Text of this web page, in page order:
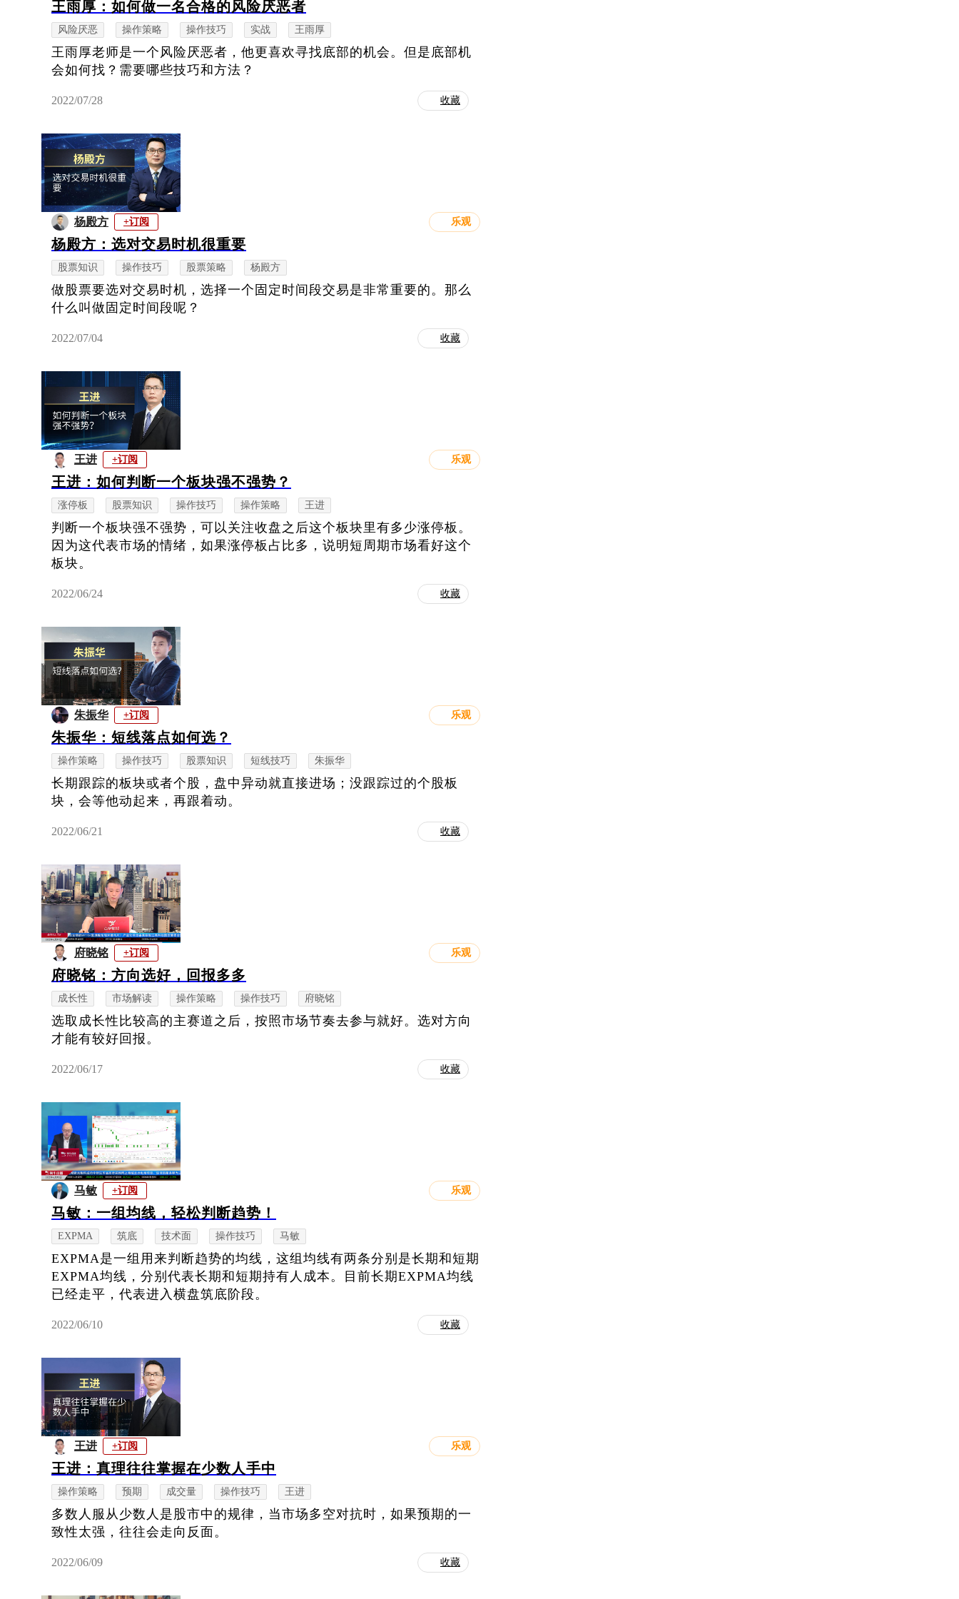
王雨厚：如何做一名合格的风险厌恶者
风险厌恶 操作策略 操作技巧 实战 王雨厚
王雨厚老师是一个风险厌恶者，他更喜欢寻找底部的机会。但是底部机
会如何找？需要哪些技巧和方法？
2022/07/28 收藏
杨殿方 +订阅 乐观
杨殿方：选对交易时机很重要
股票知识 操作技巧 股票策略 杨殿方
做股票要选对交易时机，选择一个固定时间段交易是非常重要的。那么
什么叫做固定时间段呢？
2022/07/04 收藏
王进 +订阅 乐观
王进：如何判断一个板块强不强势？
涨停板 股票知识 操作技巧 操作策略 王进
判断一个板块强不强势，可以关注收盘之后这个板块里有多少涨停板。
因为这代表市场的情绪，如果涨停板占比多，说明短周期市场看好这个
板块。
2022/06/24 收藏
朱振华 +订阅 乐观
朱振华：短线落点如何选？
操作策略 操作技巧 股票知识 短线技巧 朱振华
长期跟踪的板块或者个股，盘中异动就直接进场；没跟踪过的个股板
块，会等他动起来，再跟着动。
2022/06/21 收藏
府晓铭 +订阅 乐观
府晓铭：方向选好，回报多多
成长性 市场解读 操作策略 操作技巧 府晓铭
选取成长性比较高的主赛道之后，按照市场节奏去参与就好。选对方向
才能有较好回报。
2022/06/17 收藏
马敏 +订阅 乐观
马敏：一组均线，轻松判断趋势！
EXPMA 筑底 技术面 操作技巧 马敏
EXPMA是一组用来判断趋势的均线，这组均线有两条分别是长期和短期
EXPMA均线，分别代表长期和短期持有人成本。目前长期EXPMA均线
已经走平，代表进入横盘筑底阶段。
2022/06/10 收藏
王进 +订阅 乐观
王进：真理往往掌握在少数人手中
操作策略 预期 成交量 操作技巧 王进
多数人服从少数人是股市中的规律，当市场多空对抗时，如果预期的一
致性太强，往往会走向反面。
2022/06/09 收藏